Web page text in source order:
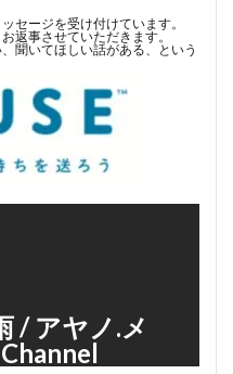
セージを受け付けています。
返事させていただきます。
聞いてほしい話がある、という
/ アヤノ.メ